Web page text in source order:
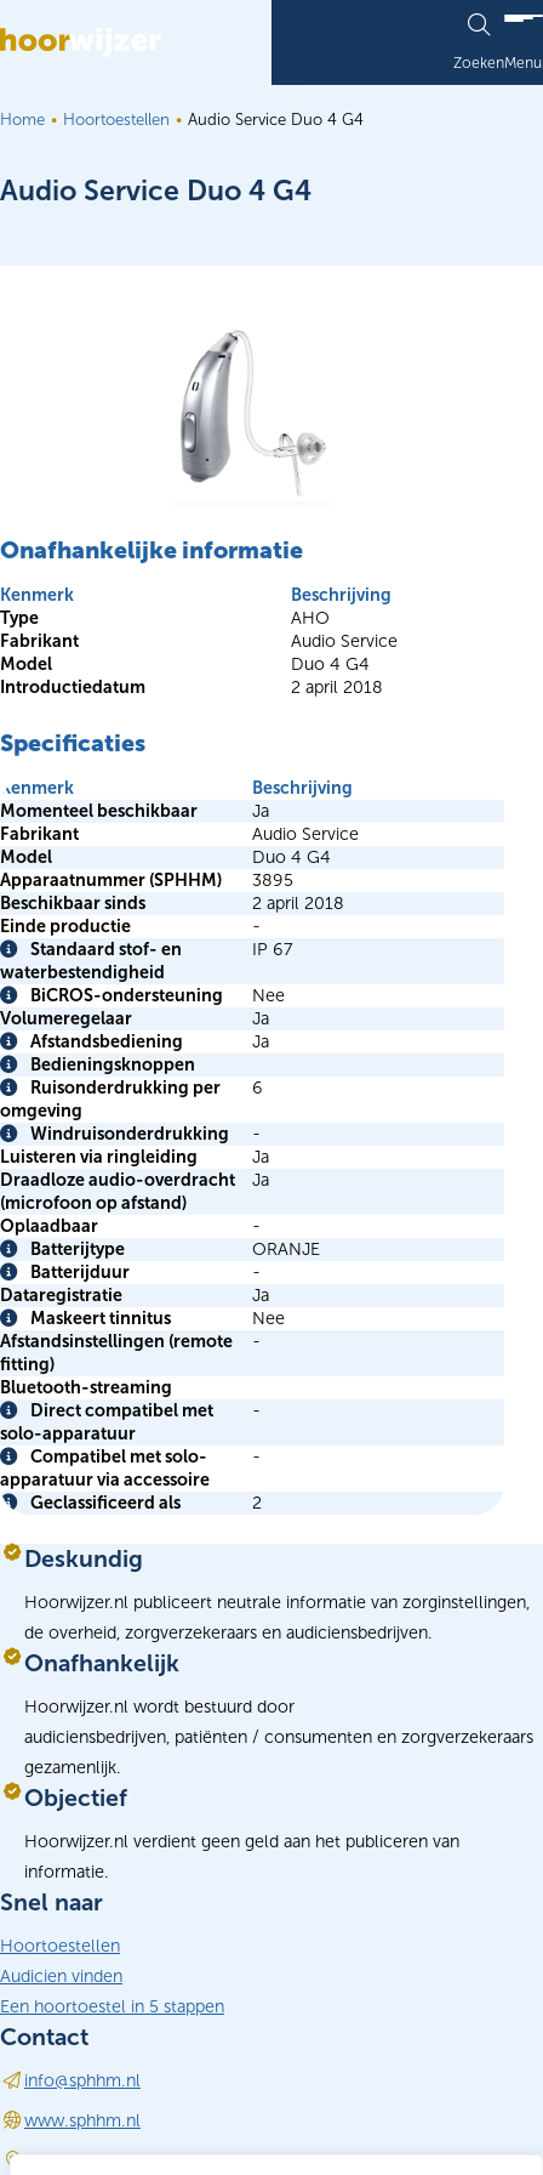
ZoekenMenu
Home Hoortoestellen Audio Service Duo 4 G4
Audio Service Duo 4 G4
Onafhankelijke informatie
Kenmerk
Beschrijving
Type
AHO
Fabrikant
Audio Service
Model
Duo 4 G4
Introductiedatum
2 april 2018
Specificaties
Kenmerk
Beschrijving
Momenteel beschikbaar
Ja
Fabrikant
Audio Service
Model
Duo 4 G4
Apparaatnummer (SPHHM)
3895
Beschikbaar sinds
2 april 2018
Einde productie
-
Info
Standaard stof- en
waterbestendigheid
IP 67
Info
BiCROS-ondersteuning
Nee
Volumeregelaar
Ja
Info
Afstandsbediening Ja
Info
Bedieningsknoppen
Info
Ruisonderdrukking per
omgeving
6
Info
Windruisonderdrukking
-
Luisteren via ringleiding
Ja
Draadloze audio-overdracht
(microfoon op afstand)
Ja
Oplaadbaar -
Info
Batterijtype ORANJE
Info
Batterijduur
-
Dataregistratie
Ja
Info
Maskeert tinnitus
Nee
Afstandsinstellingen (remote
fitting)
-
Bluetooth-streaming
Info
Direct compatibel met
solo-apparatuur
-
Info
Compatibel met solo-
apparatuur via accessoire
-
Geclassificeerd als 2
Deskundig
Hoorwijzer.nl publiceert neutrale informatie van zorginstellingen,
de overheid, zorgverzekeraars en audiciensbedrijven.
Onafhankelijk
Hoorwijzer.nl wordt bestuurd door
audiciensbedrijven, patiënten / consumenten en zorgverzekeraars
gezamenlijk.
Objectief
Hoorwijzer.nl verdient geen geld aan het publiceren van
informatie.
Snel naar
Hoortoestellen
Audicien vinden
Een hoortoestel in 5 stappen
Contact
info@sphhm.nl
www.sphhm.nl
Driebergen-Rijsenburg